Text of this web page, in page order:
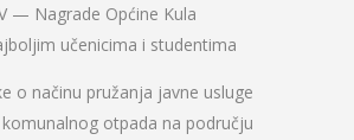
— Nagrade Općine Kula
učenicima i studentima
o načinu pružanja javne usluge
otpada na području